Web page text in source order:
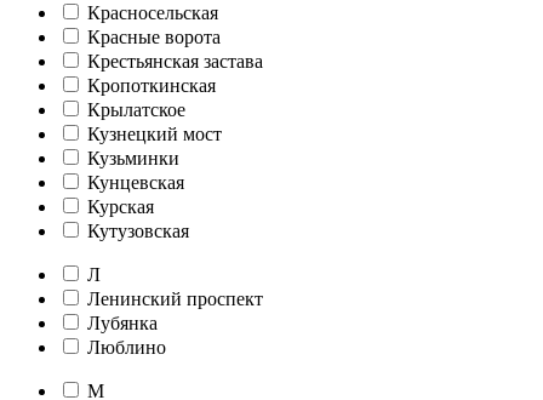
Красносельская
Красные ворота
Крестьянская застава
Кропоткинская
Крылатское
Кузнецкий мост
Кузьминки
Кунцевская
Курская
Кутузовская
Л
Ленинский проспект
Лубянка
Люблино
М